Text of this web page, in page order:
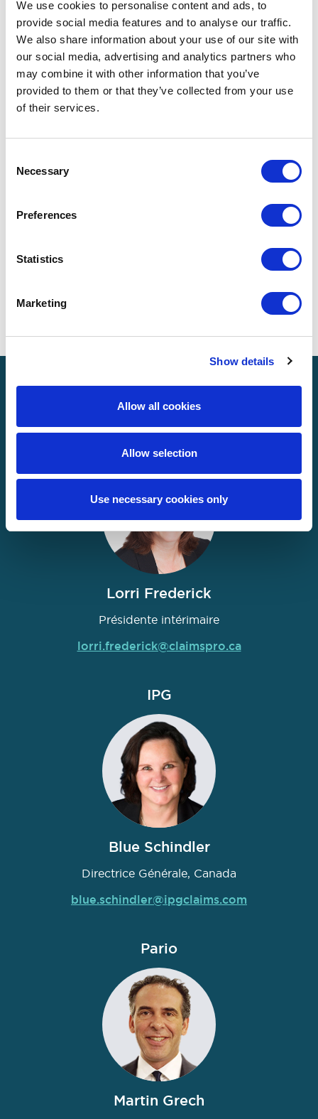
We use cookies to personalise content and ads, to
provide social media features and to analyse our traffic.
We also share information about your use of our site with
our social media, advertising and analytics partners who
may combine it with other information that you’ve
provided to them or that they’ve collected from your use
of their services.
Selection
Necessary
Preferences
Statistics
Marketing
Show details
Allow all cookies
Allow selection
Use necessary cookies only
Contacts et courriels
Finance SCM :
accountspayable@ca.davies-group.com
Facturation SCM :
Solutions de réclamations
IndemniPro
Pario Ingénierie et sciences de
Pario Quantify
Rencontrez l’équipe
Lorri Frederick
Présidente intérimaire
lorri.frederick@claimspro.ca
IPG
Blue Schindler
Directrice Générale, Canada
blue.schindler@ipgclaims.com
Pario
Martin Grech